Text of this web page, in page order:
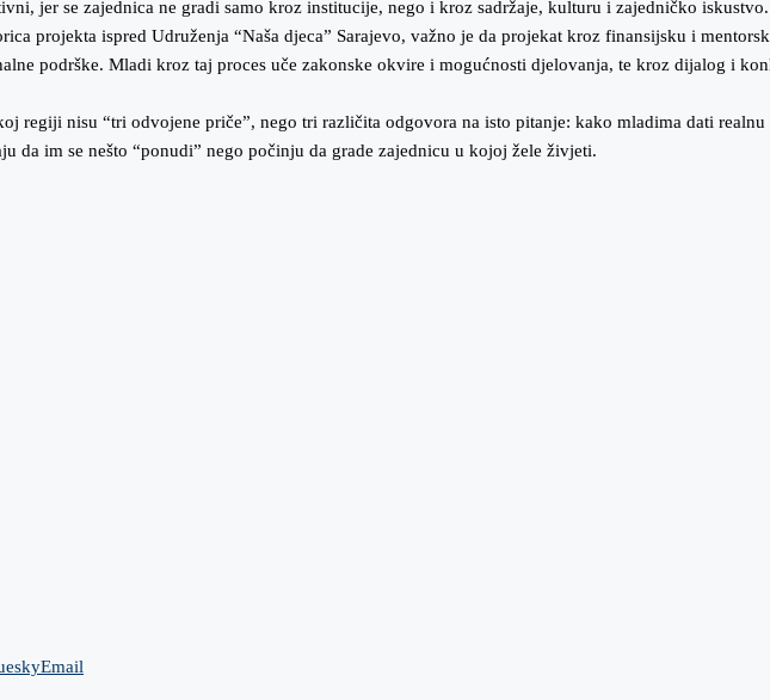
jer se zajednica ne gradi samo kroz institucije, nego i kroz sadržaje, kulturu i zajedničko iskustvo.
projekta ispred Udruženja “Naša djeca” Sarajevo, važno je da projekat kroz finansijsku i
podrške. Mladi kroz taj proces uče zakonske okvire i mogućnosti djelovanja, te kroz dijalog i
regiji nisu “tri odvojene priče”, nego tri različita odgovora na isto pitanje: kako mladima dati realnu
da im se nešto “ponudi” nego počinju da grade zajednicu u kojoj žele živjeti.
Email